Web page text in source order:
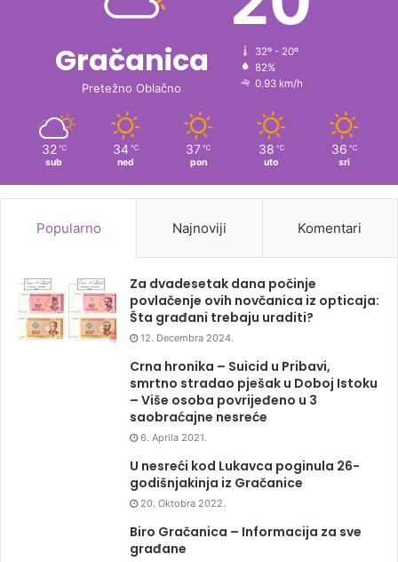
Gračanica
Pretežno Oblačno
32º - 20º
82%
0.93 km/h
32 ℃
sub
34 ℃
ned
37 ℃
pon
38 ℃
uto
36 ℃
sri
Popularno Najnoviji Komentari
Za dvadesetak dana počinje
povlačenje ovih novčanica iz opticaja:
Šta građani trebaju uraditi?
12. Decembra 2024.
Crna hronika – Suicid u Pribavi,
smrtno stradao pješak u Doboj Istoku
– Više osoba povrijeđeno u 3
saobraćajne nesreće
6. Aprila 2021.
U nesreći kod Lukavca poginula 26-
godišnjakinja iz Gračanice
20. Oktobra 2022.
Biro Gračanica – Informacija za sve
građane